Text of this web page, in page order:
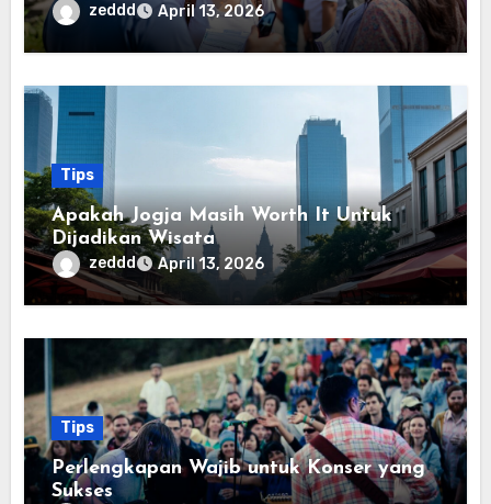
zeddd April 13, 2026
Tips
Apakah Jogja Masih Worth It Untuk
Dijadikan Wisata
zeddd April 13, 2026
Tips
Perlengkapan Wajib untuk Konser yang
Sukses